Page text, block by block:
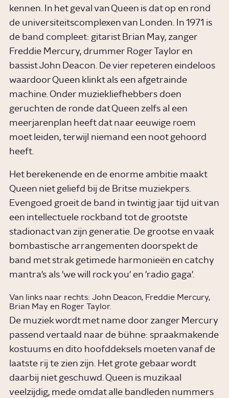
kennen. In het geval van Queen is dat op en rond
de universiteitscomplexen van Londen. In 1971 is
de band compleet: gitarist Brian May, zanger
Freddie Mercury, drummer Roger Taylor en
bassist John Deacon. De vier repeteren eindeloos
waardoor Queen klinkt als een afgetrainde
machine. Onder muziekliefhebbers doen
geruchten de ronde dat Queen zelfs al een
meerjarenplan heeft dat naar eeuwige roem
moet leiden, terwijl niemand een noot gehoord
heeft.
Het berekenende en de enorme ambitie maakt
Queen niet geliefd bij de Britse muziekpers.
Evengoed groeit de band in twintig jaar tijd uit van
een intellectuele rockband tot de grootste
stadionact van zijn generatie. De grootse en vaak
bombastische arrangementen doorspekt de
band met strak getimede harmonieën en catchy
mantra's als 'we will rock you' en 'radio gaga'.
Van links naar rechts: John Deacon, Freddie Mercury,
Brian May en Roger Taylor.
De muziek wordt met name door zanger Mercury
passend vertaald naar de bühne: spraakmakende
kostuums en dito hoofddeksels moeten vanaf de
laatste rij te zien zijn. Het grote gebaar wordt
daarbij niet geschuwd. Queen is muzikaal
veelzijdig, mede omdat alle bandleden nummers